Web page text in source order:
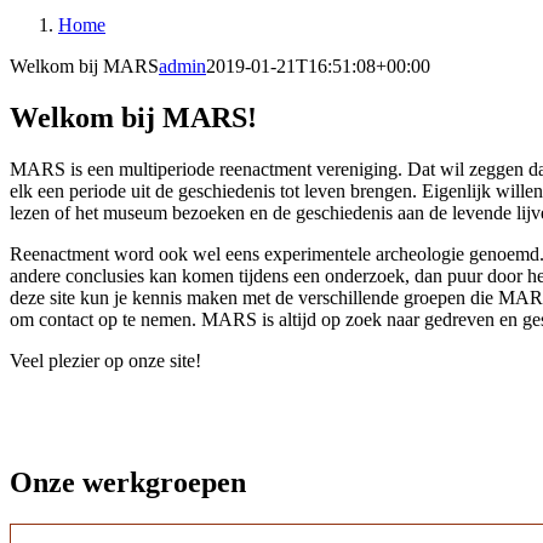
Home
Welkom bij MARSadmin2019-01-21T16:51:08+00:00
Welkom bij MARS!
MARS is een multiperiode reenactment vereniging. Dat wil zeggen
elk een periode uit de geschiedenis tot leven brengen. Eigenlijk
lezen of het museum bezoeken en de geschiedenis aan de levende
Reenactment word ook wel eens experimentele archeologie
andere conclusies kan komen tijdens een onderzoek, dan puur door
deze site kun je kennis maken met de verschillende groepen die
om contact op te nemen. MARS is altijd op zoek naar gedreven en
Veel plezier op onze site!
Onze werkgroepen